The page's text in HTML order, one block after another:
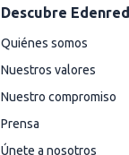
Descubre Edenred
Quiénes somos
Nuestros valores
Nuestro compromiso
Prensa
Únete a nosotros